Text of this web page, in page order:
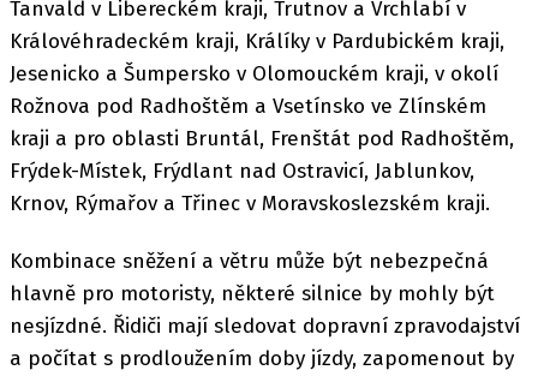
Tanvald v Libereckém kraji, Trutnov a Vrchlabí v
Královéhradeckém kraji, Králíky v Pardubickém kraji,
Jesenicko a Šumpersko v Olomouckém kraji, v okolí
Rožnova pod Radhoštěm a Vsetínsko ve Zlínském
kraji a pro oblasti Bruntál, Frenštát pod Radhoštěm,
Frýdek-Místek, Frýdlant nad Ostravicí, Jablunkov,
Krnov, Rýmařov a Třinec v Moravskoslezském kraji.
Kombinace sněžení a větru může být nebezpečná
hlavně pro motoristy, některé silnice by mohly být
nesjízdné. Řidiči mají sledovat dopravní zpravodajství
a počítat s prodloužením doby jízdy, zapomenout by